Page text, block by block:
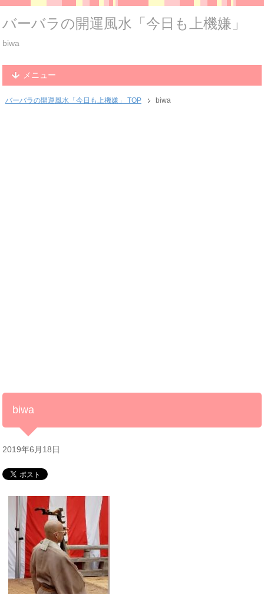
バーバラの開運風水「今日も上機嫌」
biwa
メニュー
バーバラの開運風水「今日も上機嫌」 TOP biwa
biwa
2019年6月18日